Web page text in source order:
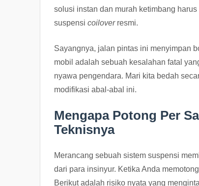
solusi instan dan murah ketimbang
suspensi coiloverresmi.
Sayangnya, jalan pintas ini menyimpan
mobil adalah sebuah kesalahan fatal
nyawa pengendara. Mari kita bedah
modifikasi abal-abal ini.
Mengapa Potong Per
Teknisnya
Merancang sebuah sistem suspensi
dari para insinyur. Ketika Anda
Berikut adalah risiko nyata yang